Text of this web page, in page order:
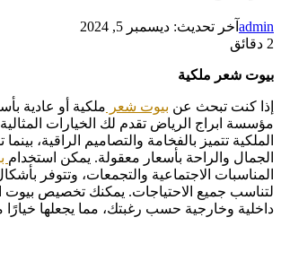
admin آخر تحديث: ديسمبر 5, 2024
2 دقائق
بيوت شعر ملكية
إذا كنت تبحث عن بيوت شعر ملكية أو عادية
مؤسسة ابراج الرياض تقدم لك الخيارات
الملكية تتميز بالفخامة والتصاميم الراقية، بينما
الجمال والراحة بأسعار معقولة. يمكن استخدام
المناسبات الاجتماعية والتجمعات، وتتوفر
لتناسب جميع الاحتياجات. يمكنك تخصيص بيوت
داخلية وخارجية حسب رغبتك، مما يجعلها خيارًا